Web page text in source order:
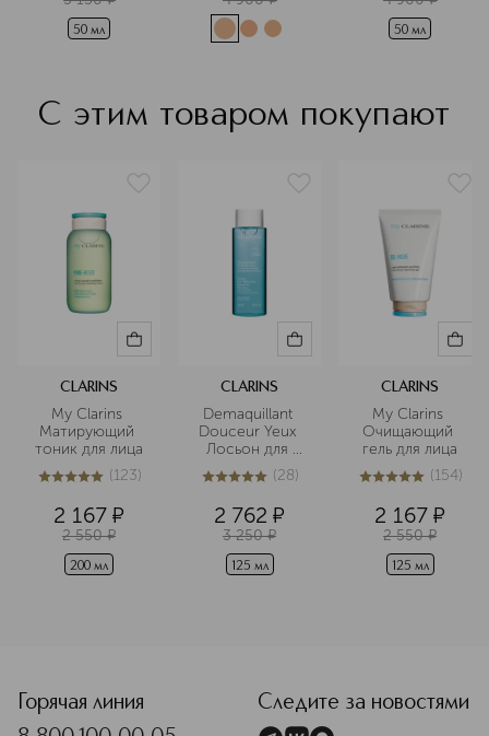
50 мл 50 мл
С этим товаром покупают
CLARINS
My Clarins
Матирующий
тоник для лица
5из 5123 (123)
2 167 ¤
2 550 ¤
200 мл
CLARINS
Demaquillant
Douceur Yeux
Лосьон для
снятия макияжа
с
глаз
5из 528 (28)
2 762 ¤
3 250 ¤
125 мл
CLARINS
My Clarins
Очищающий
гель для лица
5из 5154 (154)
2 167 ¤
2 550 ¤
125 мл
Горячая линия
Следите за новостями